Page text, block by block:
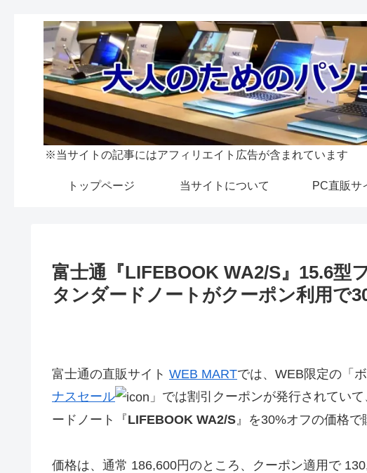
※当サイトの記事にはアフィリエイト広告が含まれています
トップページ 当サイトについて PC直販サ
富士通『LIFEBOOK WA2/S』15.6型
タンダードノートがクーポン利用で
富士通の直販サイト WEB MARTでは、WEB限定の「
ナスセール
」では割引クーポンが発行されてい
ードノート『LIFEBOOK WA2/S』を30%オフの価格で
価格は、通常 186,600円のところ、クーポン適用で